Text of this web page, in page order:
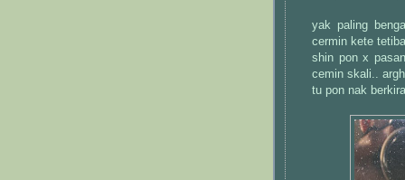
yak paling
cermin kete
shin pon x
cemin skali..
tu pon nak